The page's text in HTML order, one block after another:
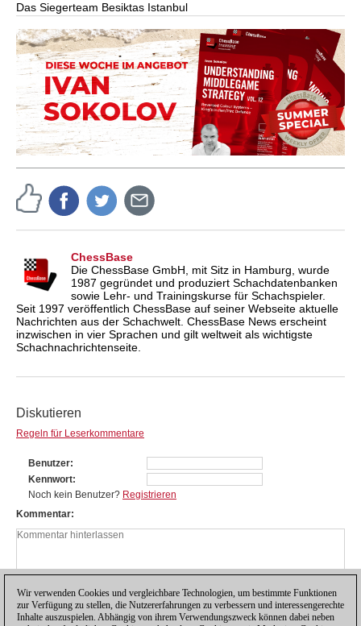
Das Siegerteam Besiktas Istanbul
ChessBase
Die ChessBase GmbH, mit Sitz in Hamburg, wurde
1987 gegründet und produziert Schachdatenbanken
sowie Lehr- und Trainingskurse für Schachspieler.
Seit 1997 veröffentlich ChessBase auf seiner Webseite aktuelle
Nachrichten aus der Schachwelt. ChessBase News erscheint
inzwischen in vier Sprachen und gilt weltweit als wichtigste
Schachnachrichtenseite.
Diskutieren
Regeln für Leserkommentare
Benutzer
Kennwort
Noch kein Benutzer? Registrieren
Kommentar
Wir verwenden Cookies und vergleichbare Technologien, um bestimmte Funktionen
zur Verfügung zu stellen, die Nutzererfahrungen zu verbessern und interessengerechte
Inhalte auszuspielen. Abhängig von ihrem Verwendungszweck können dabei neben